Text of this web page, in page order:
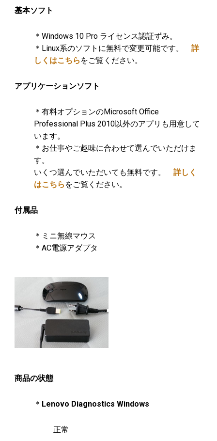
基本ソフト
＊Windows 10 Pro ライセンス認証ずみ。
＊Linux系のソフトに無料で変更可能です。 詳
しくはこちら をご覧ください。
アプリケーションソフト
​＊有料オプションのMicrosoft Office
Professional Plus 2010以外のアプリも用意して
います。
＊お仕事やご趣味に合わせて選んでいただけま
す。
いくつ選んでいただいても無料です。 詳しく
はこちら をご覧ください。
付属品
＊ミニ無線マウス
＊AC電源アダプタ
商品の状態
＊ Lenovo Diagnostics Windows
正常